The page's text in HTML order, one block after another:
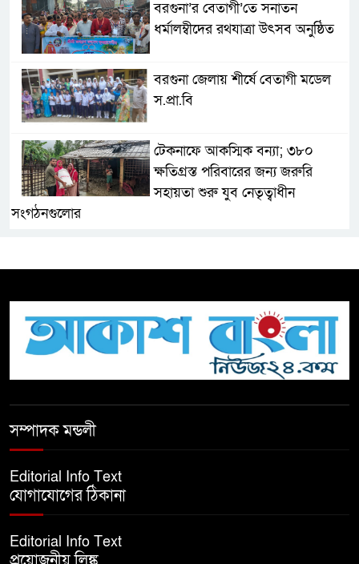
বরগুনা’র বেতাগী’তে সনাতন
ধর্মালম্বীদের রথযাত্রা উৎসব অনুষ্ঠিত
বরগুনা জেলায় শীর্ষে বেতাগী মডেল
স.প্রা.বি
টেকনাফে আকস্মিক বন্যা; ৩৮০
ক্ষতিগ্রস্ত পরিবারের জন্য জরুরি
সহায়তা শুরু যুব নেতৃত্বাধীন
সংগঠনগুলোর
টিকটকে অশালীন কনটেন্ট ও অনলাইন
হয়রানির অভিযোগে ব্রাহ্মণবাড়িয়ায়
বেতাগীতে ঈদুল আজহা উপলক্ষে
সম্পাদক মন্ডলী
Editorial Info Text
যোগাযোগের ঠিকানা
Editorial Info Text